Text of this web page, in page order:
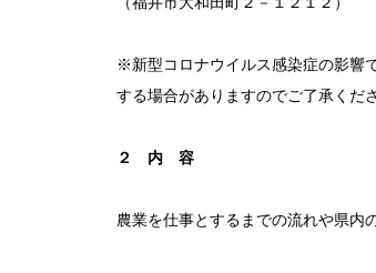
※新型コロナウイルス感染症の影響
する場合がありますのでご了承くださ
２ 内 容
農業を仕事とするまでの流れや県内